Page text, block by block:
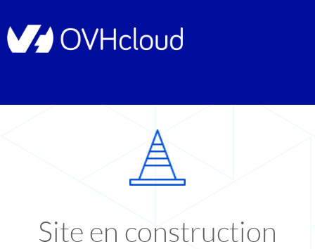
Site en construction